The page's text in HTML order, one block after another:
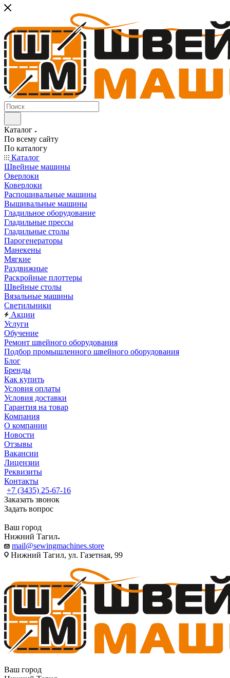
Каталог
По всему сайту
По каталогу
Каталог
Швейные машины
Оверлоки
Коверлоки
Распошивальные машины
Вышивальные машины
Гладильное оборудование
Гладильные прессы
Гладильные столы
Парогенераторы
Манекены
Мягкие
Раздвижные
Раскройные плоттеры
Швейные столы
Вязальные машины
Светильники
Акции
Услуги
Обучение
Ремонт швейного оборудования
Подбор промышленного швейного оборудования
Блог
Бренды
Как купить
Условия оплаты
Условия доставки
Гарантия на товар
Компания
О компании
Новости
Отзывы
Вакансии
Лицензии
Реквизиты
Контакты
+7 (3435) 25-67-16
Заказать звонок
Задать вопрос
Ваш город
Нижний Тагил
mail@sewingmachines.store
Нижний Тагил, ул. Газетная, 99
Ваш город